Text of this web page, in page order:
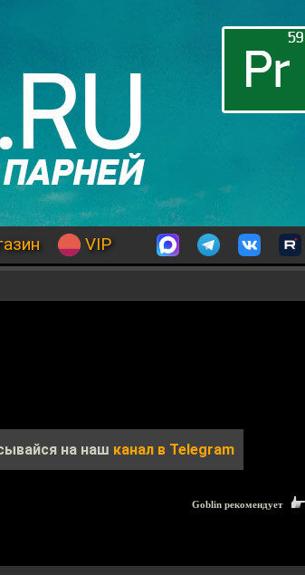
VIP
на наш канал в Telegram
Goblin рекомендует